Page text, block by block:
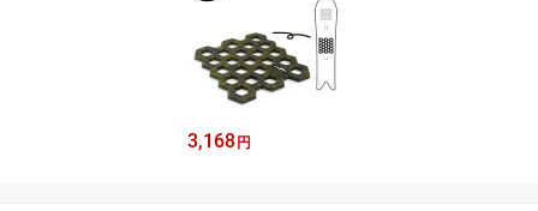
3,168円